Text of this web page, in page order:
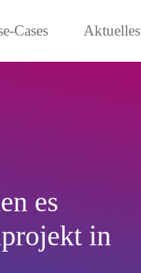
Cases Aktuelles
es
in